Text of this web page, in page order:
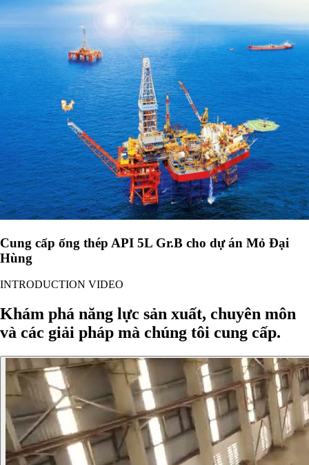
Cung cấp ống thép API 5L Gr.B cho dự án Mỏ Đại
Hùng
INTRODUCTION VIDEO
Khám phá năng lực sản xuất, chuyên môn
và các giải pháp mà chúng tôi cung cấp.